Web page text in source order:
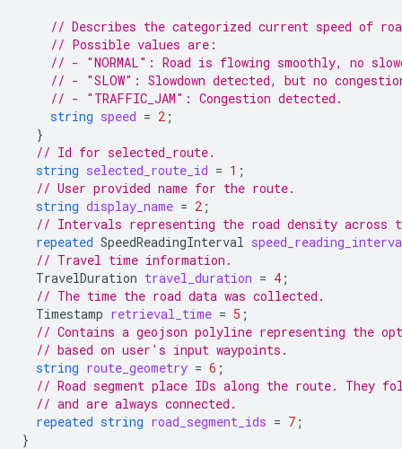
// Describes the categorized current speed of
// Possible values are:
// - "NORMAL": Road is flowing smoothly, no
// - "SLOW": Slowdown detected, but no
// - "TRAFFIC_JAM": Congestion detected.
string speed = 2 ;
}
// Id for selected_route.
string selected_route_id = 1 ;
// User provided name for the route.
string display_name = 2 ;
// Intervals representing the road density across
repeated SpeedReadingInterval
// Travel time information.
TravelDuration travel_duration = 4 ;
// The time the road data was collected.
Timestamp retrieval_time = 5 ;
// Contains a geojson polyline representing the
// based on user's input waypoints.
string route_geometry = 6 ;
// Road segment place IDs along the route. They
// and are always connected.
repeated string road_segment_ids = 7 ;
}